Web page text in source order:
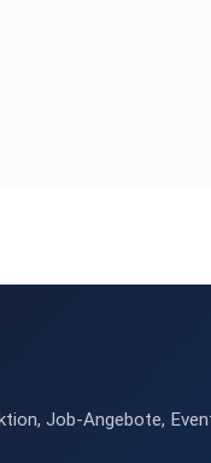
Job-Angebote,